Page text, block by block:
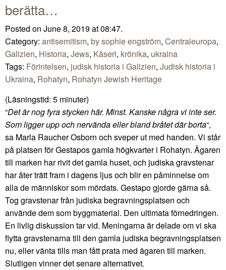
berätta…
Posted on June 8, 2019 at 08:47.
Category: antisemitism, by sophie engström, Centraleuropa,
Galizien, Historia, Jews, Kåseri, krönika, ukraina
Tags: Förintelsen, judisk historia i Galizien, Judisk historia i
Ukraina, Rohatyn, Rohatyn Jewish Heritage
(Läsningstid: 5 minuter)
“Det är nog fyra stycken här. Minst. Kanske några vi inte ser.
Som ligger upp och nervända eller bland bråtet där borta“,
sa Marla Raucher Osborn och sveper ut med handen. Vi står
på platsen för Gestapos gamla högkvarter i Rohatyn. Ägaren
till marken har rivit det gamla huset, och judiska gravstenar
har åter trätt fram i dagens ljus och blir en påminnelse om
alla de människor som mördats. Gestapo gjorde gärna så.
Tog gravstenar från judiska begravningsplatsen och
använde dem som byggmaterial. Den ultimata förnedringen.
En livlig diskussion tar vid. Meningarna är delade om vi ska
flytta gravstenarna till den gamla judiska begravningsplatsen
nu, eller vänta tills man fått prata med ägaren till marken.
Slutligen vinner det senare alternativet.